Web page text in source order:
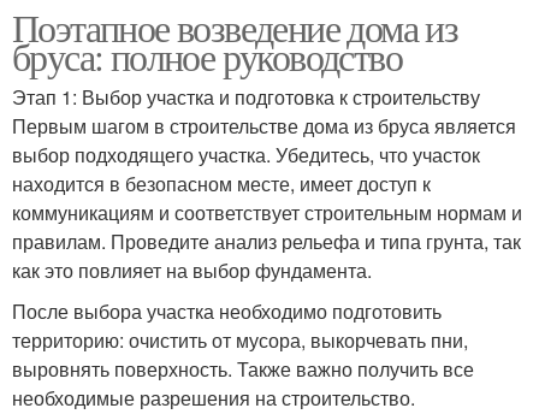
Поэтапное возведение дома из
бруса: полное руководство
Этап 1: Выбор участка и подготовка к строительству
Первым шагом в строительстве дома из бруса является
выбор подходящего участка. Убедитесь, что участок
находится в безопасном месте, имеет доступ к
коммуникациям и соответствует строительным нормам и
правилам. Проведите анализ рельефа и типа грунта, так
как это повлияет на выбор фундамента.
После выбора участка необходимо подготовить
территорию: очистить от мусора, выкорчевать пни,
выровнять поверхность. Также важно получить все
необходимые разрешения на строительство.